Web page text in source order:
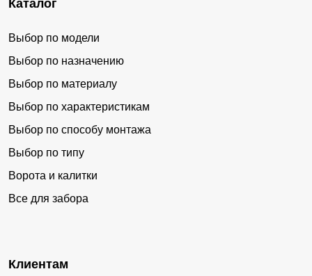
Каталог
Выбор по модели
Выбор по назначению
Выбор по материалу
Выбор по характеристикам
Выбор по способу монтажа
Выбор по типу
Ворота и калитки
Все для забора
Клиентам